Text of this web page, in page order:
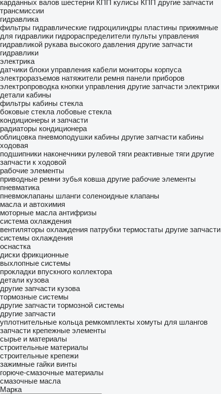
карданных валов шестерни КПП кулисы КПП другие запчасти
трансмиссии
гидравлика
фильтры гидравлические гидроцилиндры пластины прижимные
для гидравлики гидрораспределители пульты управления
гидравликой рукава высокого давления другие запчасти
гидравлики
электрика
датчики блоки управления кабели мониторы корпуса
электроразъемов натяжители ремня панели приборов
электропроводка кнопки управления другие запчасти электрики
детали кабины
фильтры кабины стекла
боковые стекла лобовые стекла
кондиционеры и запчасти
радиаторы кондиционера
облицовка пневмоподушки кабины другие запчасти кабины
ходовая
подшипники наконечники рулевой тяги реактивные тяги другие
запчасти к ходовой
рабочие элементы
приводные ремни зубья ковша другие рабочие элементы
пневматика
пневмоклапаны шланги соленоидные клапаны
масла и автохимия
моторные масла антифризы
система охлаждения
вентиляторы охлаждения патрубки термостаты другие запчасти
системы охлаждения
оснастка
диски фрикционные
выхлопные системы
прокладки впускного коллектора
детали кузова
другие запчасти кузова
тормозные системы
другие запчасти тормозной системы
другие запчасти
уплотнительные кольца ремкомплекты хомуты для шлангов
запчасти крепежные элементы
сырье и материалы
строительные материалы
строительные крепежи
зажимные гайки винты
горюче-смазочные материалы
смазочные масла
Марка